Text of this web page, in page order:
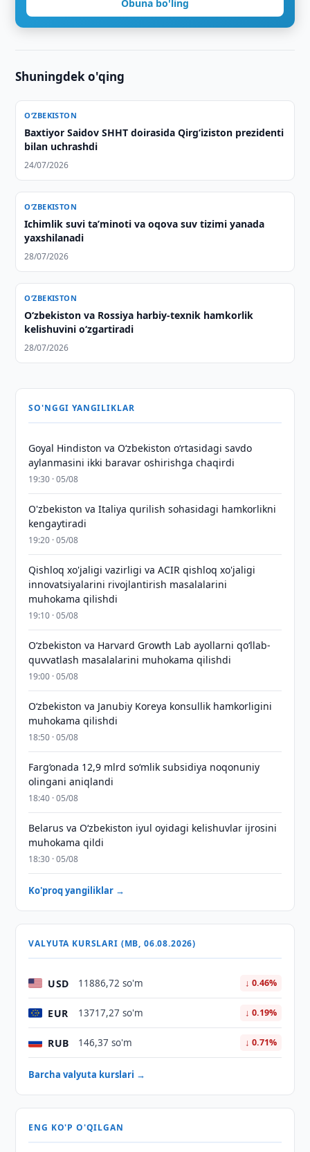
Obuna bo'ling
Shuningdek o'qing
O‘ZBEKISTON
Baxtiyor Saidov SHHT doirasida Qirg‘iziston prezidenti
bilan uchrashdi
24/07/2026
O‘ZBEKISTON
Ichimlik suvi taʼminoti va oqova suv tizimi yanada
yaxshilanadi
28/07/2026
O‘ZBEKISTON
O‘zbekiston va Rossiya harbiy-texnik hamkorlik
kelishuvini o‘zgartiradi
28/07/2026
SO'NGGI YANGILIKLAR
Goyal Hindiston va Oʻzbekiston oʻrtasidagi savdo
aylanmasini ikki baravar oshirishga chaqirdi
19:30 · 05/08
O'zbekiston va Italiya qurilish sohasidagi hamkorlikni
kengaytiradi
19:20 · 05/08
Qishloq xo'jaligi vazirligi va ACIR qishloq xo'jaligi
innovatsiyalarini rivojlantirish masalalarini
muhokama qilishdi
19:10 · 05/08
Oʻzbekiston va Harvard Growth Lab ayollarni qoʻllab-
quvvatlash masalalarini muhokama qilishdi
19:00 · 05/08
Oʻzbekiston va Janubiy Koreya konsullik hamkorligini
muhokama qilishdi
18:50 · 05/08
Farg‘onada 12,9 mlrd so‘mlik subsidiya noqonuniy
olingani aniqlandi
18:40 · 05/08
Belarus va O‘zbekiston iyul oyidagi kelishuvlar ijrosini
muhokama qildi
18:30 · 05/08
Ko'proq yangiliklar →
VALYUTA KURSLARI (MB, 06.08.2026)
USD 11886,72 so'm ↓ 0.46%
EUR 13717,27 so'm ↓ 0.19%
RUB 146,37 so'm ↓ 0.71%
Barcha valyuta kurslari →
ENG KO'P O'QILGAN